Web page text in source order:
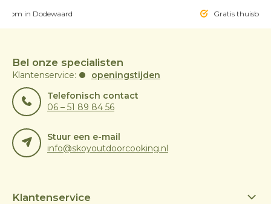
in Dodewaard Gratis
Bel onze specialisten
Klantenservice:
openingstijden
Telefonisch contact
06 – 51 89 84 56
Stuur een e-mail
info@skoyoutdoorcooking.nl
Klantenservice